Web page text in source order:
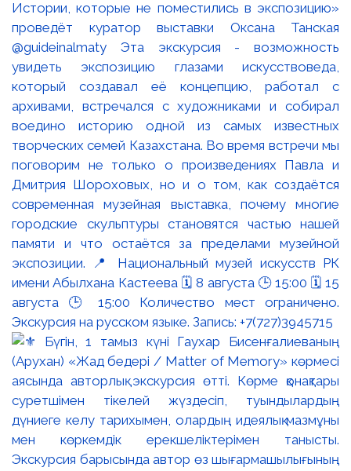
Истории, которые не поместились в экспозицию»
проведёт куратор выставки Оксана Танская
@guideinalmaty Эта экскурсия - возможность
увидеть экспозицию глазами искусствоведа,
который создавал её концепцию, работал с
архивами, встречался с художниками и собирал
воедино историю одной из самых известных
творческих семей Казахстана. Во время встречи мы
поговорим не только о произведениях Павла и
Дмитрия Шороховых, но и о том, как создаётся
современная музейная выставка, почему многие
городские скульптуры становятся частью нашей
памяти и что остаётся за пределами музейной
экспозиции. 📍 Национальный музей искусств РК
имени Абылхана Кастеева 🗓 8 августа 🕒 15:00 🗓 15
августа 🕒 15:00 Количество мест ограничено.
Экскурсия на русском языке. Запись: +7(727)3945715